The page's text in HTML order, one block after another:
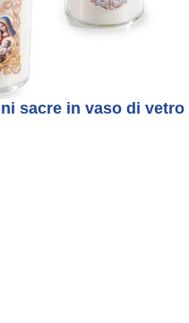
sacre in vaso di vetro